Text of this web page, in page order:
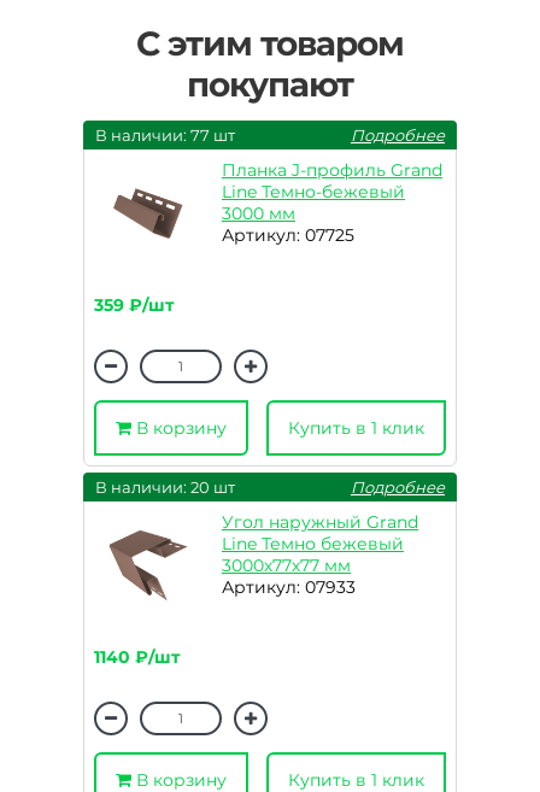
С этим товаром
покупают
В наличии: 77 шт Подробнее
Планка J-профиль Grand
Line Темно-бежевый
3000 мм
Артикул: 07725
359 ₽/шт
В корзину Купить в 1 клик
В наличии: 20 шт Подробнее
Угол наружный Grand
Line Темно бежевый
3000х77х77 мм
Артикул: 07933
1140 ₽/шт
В корзину Купить в 1 клик